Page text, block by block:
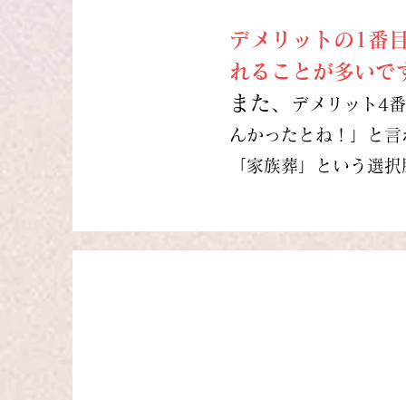
デメリットの1番
れることが多いで
また、
デメリット4
んかったとね！」と
「家族葬」という選